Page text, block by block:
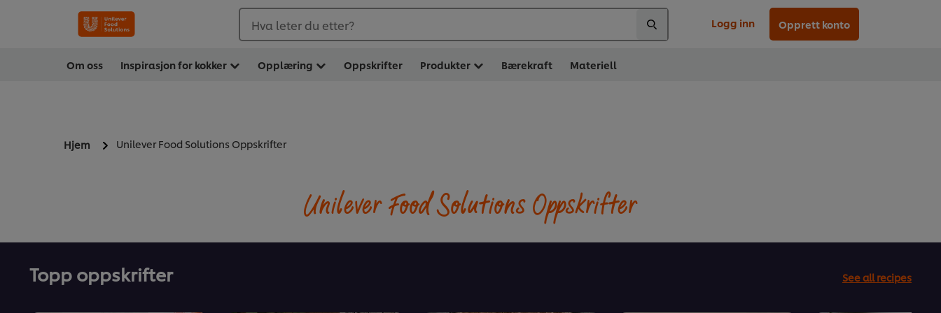
Hva leter du etter? Logg inn Opprett konto
Om oss Inspirasjon for kokker Opplæring Oppskrifter Produkter Bærekraft Materiell
Hjem Unilever Food Solutions Oppskrifter
Unilever Food Solutions Oppskrifter
Topp oppskrifter See all recipes